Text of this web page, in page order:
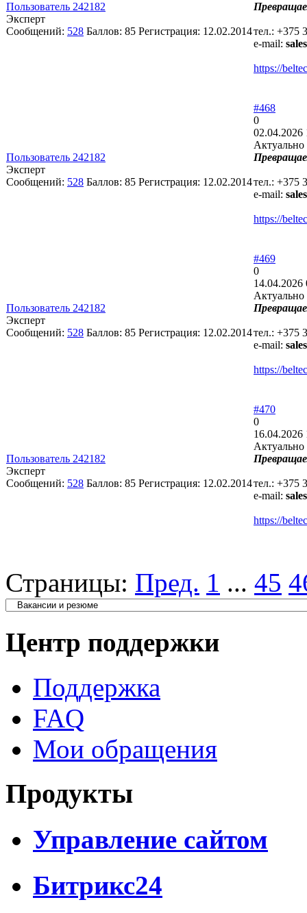
Пользователь 242182
Эксперт
Сообщений: 528 Баллов: 85 Регистрация: 12.02.2014тел.: +375
e-mail:
https://
Пользователь 242182
Эксперт
Сообщений: 528 Баллов: 85 Регистрация: 12.02.2014
#468
0
02.04.2026
Актуально
тел.: +375
e-mail:
https://
Пользователь 242182
Эксперт
Сообщений: 528 Баллов: 85 Регистрация: 12.02.2014
#469
0
14.04.2026
Актуально
тел.: +375
e-mail:
https://
Пользователь 242182
Эксперт
Сообщений: 528 Баллов: 85 Регистрация: 12.02.2014
#470
0
16.04.2026
Актуально
тел.: +375
e-mail:
https://
Страницы: Пред. 1 ... 45
Центр поддержки
Поддержка
FAQ
Мои обращения
Продукты
Управление сайтом
Битрикс24